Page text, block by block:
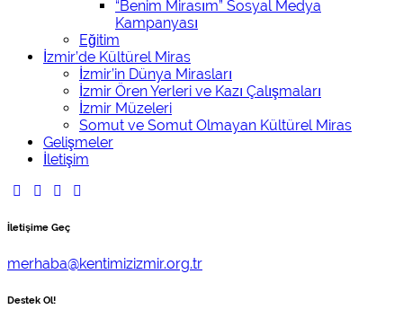
“Benim Mirasım” Sosyal Medya
Kampanyası
Eğitim
İzmir’de Kültürel Miras
İzmir’in Dünya Mirasları
İzmir Ören Yerleri ve Kazı Çalışmaları
İzmir Müzeleri
Somut ve Somut Olmayan Kültürel Miras
Gelişmeler
İletişim
İletişime Geç
merhaba@kentimizizmir.org.tr
Destek Ol!